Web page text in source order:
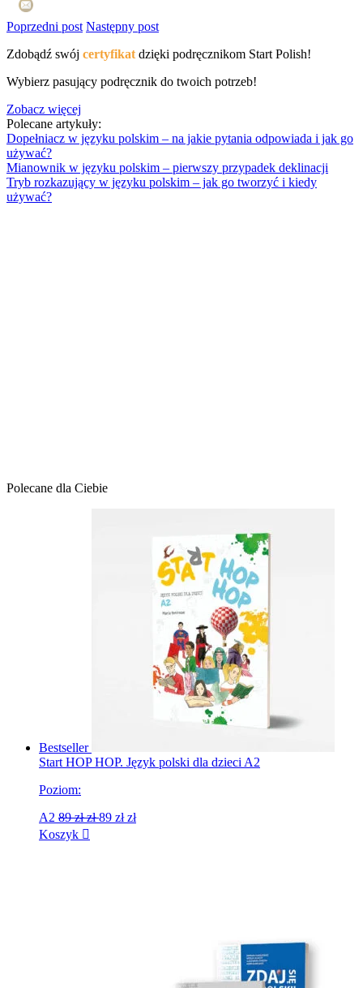
Poprzedni post Następny post
Zdobądź swój certyfikat dzięki podręcznikom Start Polish!
Wybierz pasujący podręcznik do twoich potrzeb!
Zobacz więcej
Polecane artykuły:
Dopełniacz w języku polskim – na jakie pytania odpowiada i jak go
używać?
Mianownik w języku polskim – pierwszy przypadek deklinacji
Tryb rozkazujący w języku polskim – jak go tworzyć i kiedy
używać?
Polecane dla Ciebie
Bestseller
Start HOP HOP. Język polski dla dzieci A2
Poziom:
A2 89 złzł 89 złzł
Koszyk